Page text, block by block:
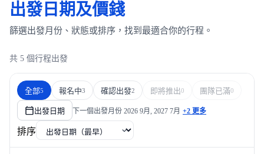
出發日期及價錢
篩選出發月份、狀態或排序，找到最適合你的行程。
共 5 個行程出發
全部5 報名中3 確認出發2 即將推出0 團隊已滿0
出發日期 下一個出發月份 2026 9月, 2027 7月 +2 更多
排序